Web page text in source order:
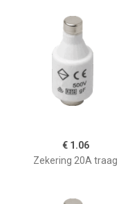
€ 1.06
Zekering 20A traag